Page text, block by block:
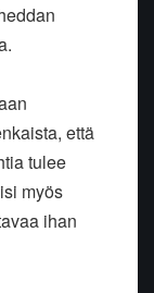
että
tulee
myös
ihan